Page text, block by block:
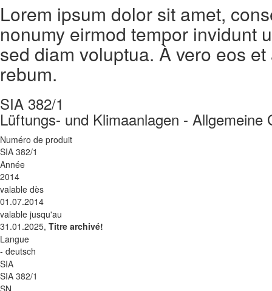
Lorem ipsum dolor sit amet,
nonumy eirmod tempor invidunt
sed diam voluptua. À vero eos
rebum.
SIA 382/1
Lüftungs- und Klimaanlagen - Allgemeine
Numéro de produit
SIA 382/1
Année
2014
valable dès
01.07.2014
valable jusqu'au
31.01.2025, Titre archivé!
Langue
- deutsch
SIA
SIA 382/1
SN